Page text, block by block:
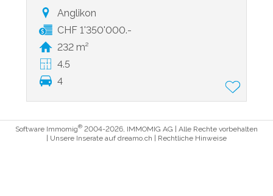
Anglikon
CHF 1'350'000.-
232 m²
4.5
4
Software Immomig® 2004-2026, IMMOMIG AG | Alle Rechte vorbehalten
| Unsere Inserate auf dreamo.ch Rechtliche Hinweise